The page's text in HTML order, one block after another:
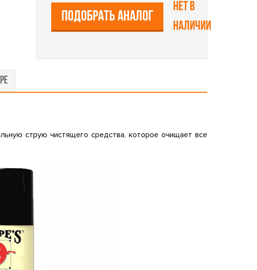
ПОДОБРАТЬ АНАЛОГ
Нет в
наличии
струю чистящего средства, которое очищает все